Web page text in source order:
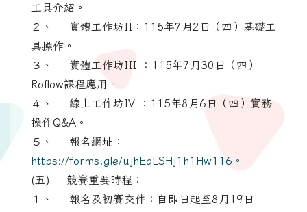
工具介紹。
２、 實體工作坊II：115年7月2日（四）基礎工
具操作。
３、 實體工作坊III ：115年7月30日（四）
Roflow課程應用。
４、 線上工作坊IV ：115年8月6日（四）實務
操作Q&A。
５、 報名網址：
https://forms.gle/ujhEqLSHj1h1Hw116。
(五) 競賽重要時程：
１、 報名及初賽交件：自即日起至8月19日